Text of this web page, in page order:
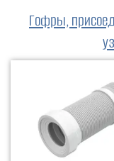
Гофры,